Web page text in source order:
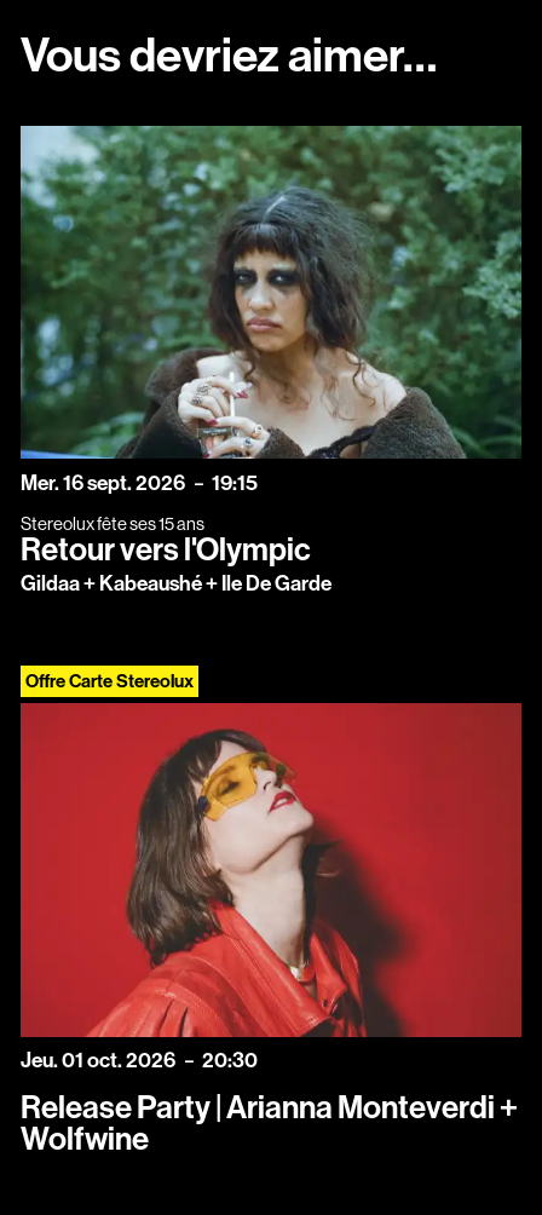
Vous devriez aimer…
mercredi
Mer.16septembre
sept.2026 19:15
Stereolux fête ses 15 ans
Retour vers l'Olympic
Gildaa + Kabeaushé + Ile De Garde
Offre Carte Stereolux
jeudi
Jeu.01octobre
oct.2026 20:30
Release Party | Arianna Monteverdi +
Wolfwine